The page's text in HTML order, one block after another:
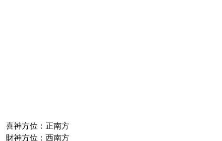
喜神方位：正南方
財神方位：西南方